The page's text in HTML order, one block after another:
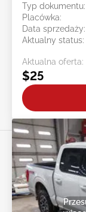
Typ dokumentu:
Placówka:
Data sprzedaży:
Aktualny status:
Aktualna oferta:
$25